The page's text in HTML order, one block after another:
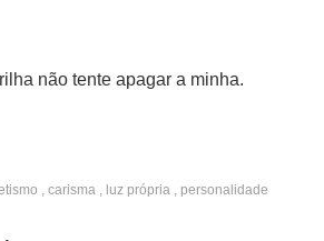
não tente apagar a minha.
carisma luz própria
personalidade